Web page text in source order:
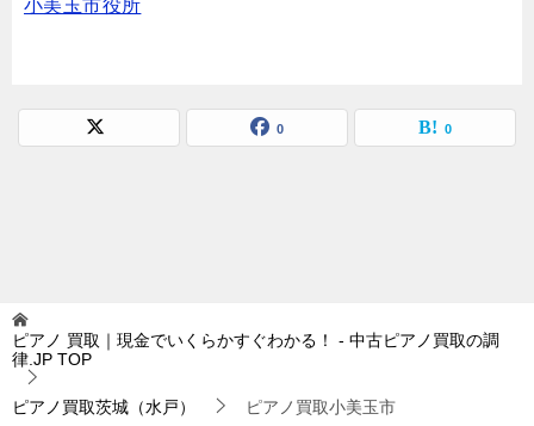
小美玉市役所
0 0
ピアノ 買取｜現金でいくらかすぐわかる！ - 中古ピアノ買取の調
律.JP TOP
ピアノ買取茨城（水戸） ピアノ買取小美玉市